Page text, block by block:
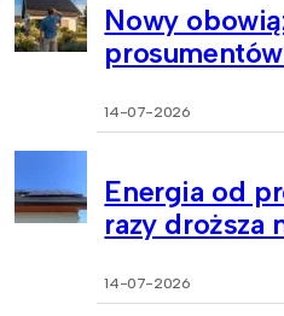
Nowy
14-07-2026
Energia od
razy droższa
14-07-2026